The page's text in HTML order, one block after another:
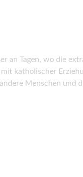
an Tagen, wo die
katholischer
Menschen und